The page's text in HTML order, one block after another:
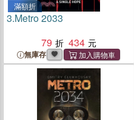
滿額折
3.Metro 2033
79
434
無庫存